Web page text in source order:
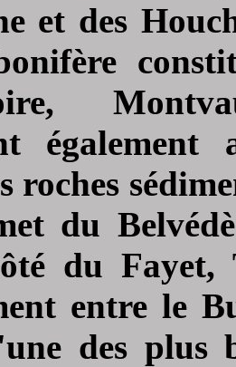
et des
également
roches
du
du Fayet,
entre le
des plus